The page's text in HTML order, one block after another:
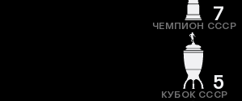
7
ЧЕМПИОН СССР
5
КУБОК СССР